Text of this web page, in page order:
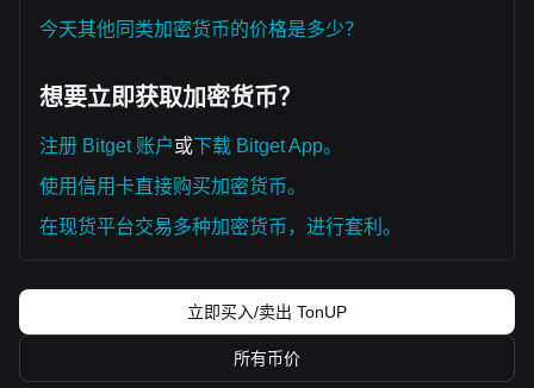
今天其他同类加密货币的价格是多少？
想要立即获取加密货币？
注册 Bitget 账户或下载 Bitget App。
使用信用卡直接购买加密货币。
在现货平台交易多种加密货币，进行套利。
立即买入/卖出 TonUP
所有币价